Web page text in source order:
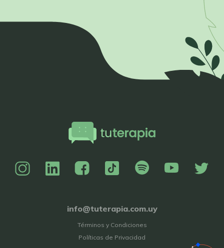
info@tuterapia.com.uy
Términos y Condiciones
Políticas de Privacidad